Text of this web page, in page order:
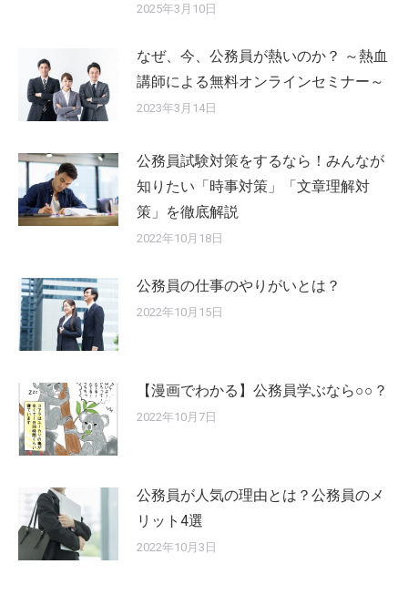
2025年3月10日
なぜ、今、公務員が熱いのか？ ～熱血
講師による無料オンラインセミナー～
2023年3月14日
公務員試験対策をするなら！みんなが
知りたい「時事対策」「文章理解対
策」を徹底解説
2022年10月18日
公務員の仕事のやりがいとは？
2022年10月15日
【漫画でわかる】公務員学ぶなら○○？
2022年10月7日
公務員が人気の理由とは？公務員のメ
リット4選
2022年10月3日